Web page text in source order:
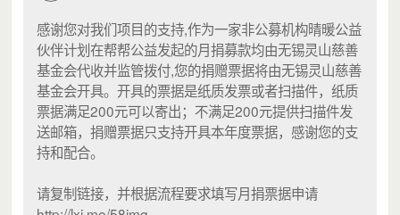
感谢您对我们项目的支持,作为一家非公募机构晴暖公益
伙伴计划在帮帮公益发起的月捐募款均由无锡灵山慈善
基金会代收并监管拨付,您的捐赠票据将由无锡灵山慈善
基金会开具。开具的票据是纸质发票或者扫描件，纸质
票据满足200元可以寄出；不满足200元提供扫描件发
送邮箱，捐赠票据只支持开具本年度票据，感谢您的支
持和配合。
请复制链接，并根据流程要求填写月捐票据申请